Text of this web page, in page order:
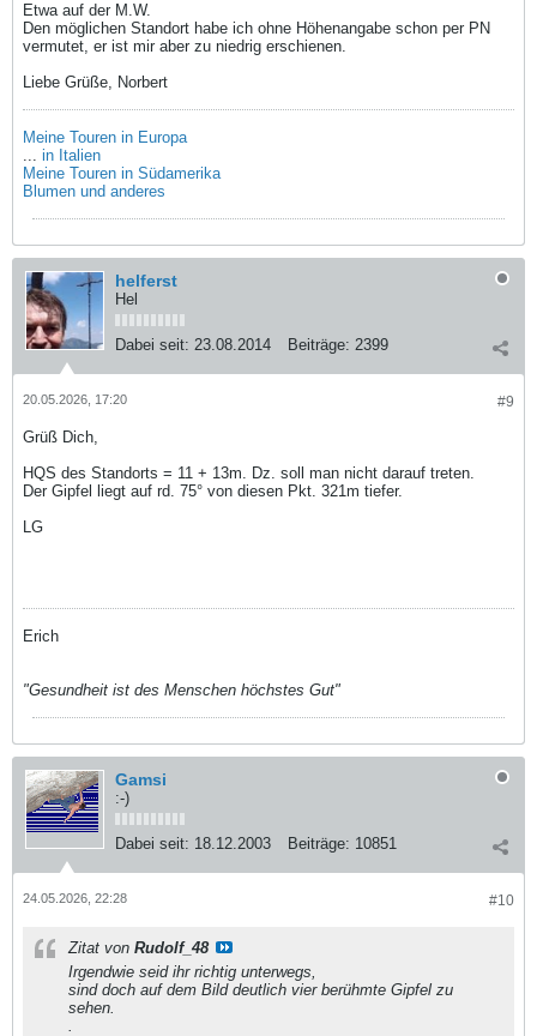
Etwa auf der M.W.
Den möglichen Standort habe ich ohne Höhenangabe schon per PN
vermutet, er ist mir aber zu niedrig erschienen.
Liebe Grüße, Norbert
Meine Touren in Europa
... in Italien
Meine Touren in Südamerika
Blumen und anderes
helferst
Hel
Dabei seit: 23.08.2014 Beiträge: 2399
#9
20.05.2026, 17:20
Grüß Dich,
HQS des Standorts = 11 + 13m. Dz. soll man nicht darauf treten.
Der Gipfel liegt auf rd. 75° von diesen Pkt. 321m tiefer.
LG
Erich
"Gesundheit ist des Menschen höchstes Gut"
Gamsi
:-)
Dabei seit: 18.12.2003 Beiträge: 10851
#10
24.05.2026, 22:28
Zitat von Rudolf_48
Irgendwie seid ihr richtig unterwegs,
sind doch auf dem Bild deutlich vier berühmte Gipfel zu
sehen.
.